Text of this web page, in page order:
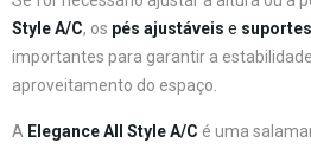
Style A/C, os pés ajustáveis e suportes
importantes para garantir a
aproveitamento do espaço.
A Elegance All Style A/C é uma